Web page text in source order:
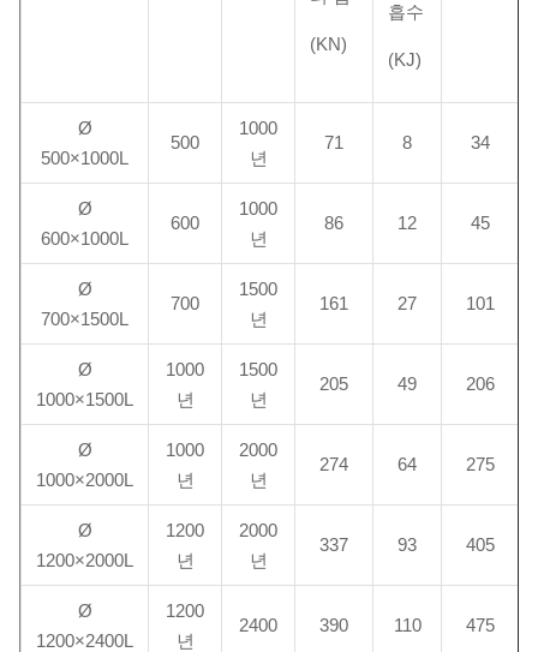
(KN)
흡수
(KJ)
Ø
500×1000L
500
1000
년
71 8 34
Ø
600×1000L
600
1000
년
86 12 45
Ø
700×1500L
700
1500
년
161 27 101
Ø
1000×1500L
1000
년
1500
년
205 49 206
Ø
1000×2000L
1000
년
2000
년
274 64 275
Ø
1200×2000L
1200
년
2000
년
337 93 405
Ø
1200×2400L
1200
년
2400 390 110 475